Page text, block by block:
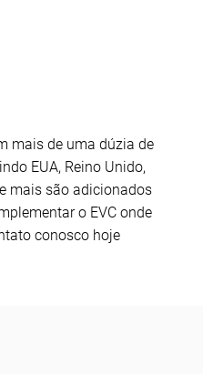
mais de uma dúzia de
EUA, Reino Unido,
mais são adicionados
o EVC onde
conosco hoje